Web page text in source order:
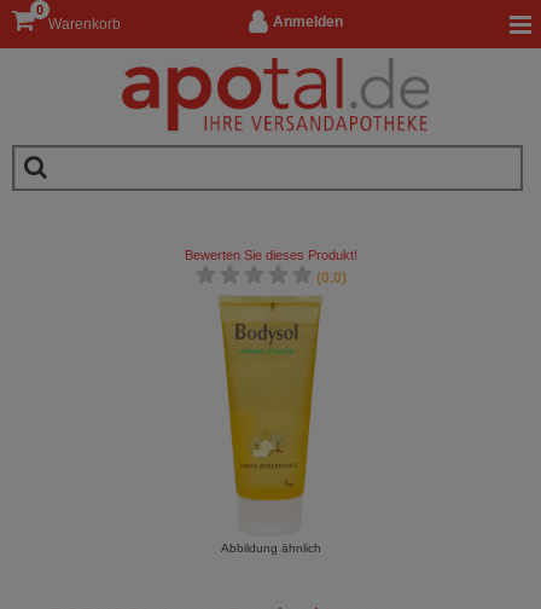
Anmelden
Warenkorb
0
Bewerten Sie dieses Produkt!
(0.0)
Abbildung ähnlich